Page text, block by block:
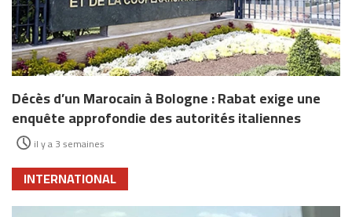
Décès d’un Marocain à Bologne : Rabat exige une
enquête approfondie des autorités italiennes
il y a 3 semaines
INTERNATIONAL